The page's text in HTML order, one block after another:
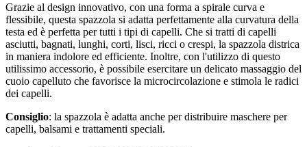
Grazie al design innovativo, con una forma a spirale curva e
flessibile, questa spazzola si adatta perfettamente alla curvatura della
testa ed è perfetta per tutti i tipi di capelli. Che si tratti di capelli
asciutti, bagnati, lunghi, corti, lisci, ricci o crespi, la spazzola districa
in maniera indolore ed efficiente. Inoltre, con l'utilizzo di questo
utilissimo accessorio, è possibile esercitare un delicato massaggio del
cuoio capelluto che favorisce la microcircolazione e stimola le radici
dei capelli.
Consiglio: la spazzola è adatta anche per distribuire maschere per
capelli, balsami e trattamenti speciali.